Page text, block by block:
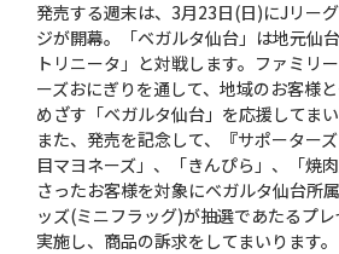
発売する週末は、3月23日(日)にJリー
ジが開幕。「ベガルタ仙台」は地元仙
トリニータ」と対戦します。ファミリ
ーズおにぎりを通して、地域のお客様
めざす「ベガルタ仙台」を応援してまい
また、発売を記念して、『サポーター
目マヨネーズ」、「きんぴら」、「焼
さったお客様を対象にベガルタ仙台所
ッズ(ミニフラッグ)が抽選であたるプ
実施し、商品の訴求をしてまいります。